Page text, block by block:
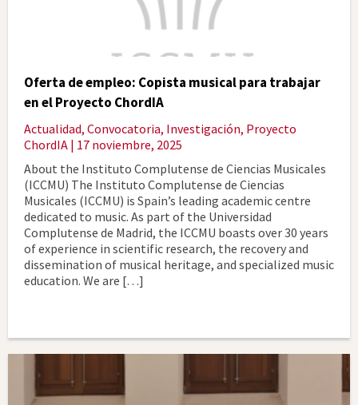
Oferta de empleo: Copista musical para trabajar
en el Proyecto ChordIA
Actualidad, Convocatoria, Investigación, Proyecto
ChordIA | 17 noviembre, 2025
About the Instituto Complutense de Ciencias Musicales
(ICCMU) The Instituto Complutense de Ciencias
Musicales (ICCMU) is Spain’s leading academic centre
dedicated to music. As part of the Universidad
Complutense de Madrid, the ICCMU boasts over 30 years
of experience in scientific research, the recovery and
dissemination of musical heritage, and specialized music
education. We are […]